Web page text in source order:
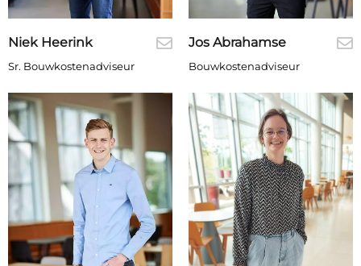
Niek Heerink
Sr. Bouwkostenadviseur
Jos Abrahamse
Bouwkostenadviseur